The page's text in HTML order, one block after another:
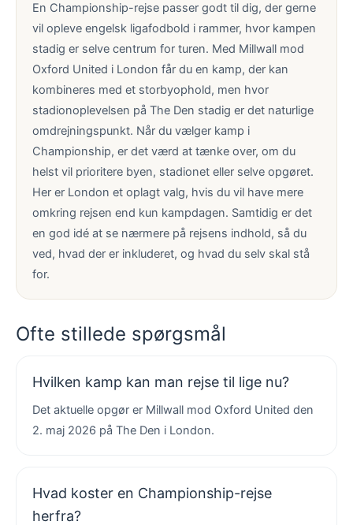
En Championship-rejse passer godt til dig, der gerne
vil opleve engelsk ligafodbold i rammer, hvor kampen
stadig er selve centrum for turen. Med Millwall mod
Oxford United i London får du en kamp, der kan
kombineres med et storbyophold, men hvor
stadionoplevelsen på The Den stadig er det naturlige
omdrejningspunkt. Når du vælger kamp i
Championship, er det værd at tænke over, om du
helst vil prioritere byen, stadionet eller selve opgøret.
Her er London et oplagt valg, hvis du vil have mere
omkring rejsen end kun kampdagen. Samtidig er det
en god idé at se nærmere på rejsens indhold, så du
ved, hvad der er inkluderet, og hvad du selv skal stå
for.
Ofte stillede spørgsmål
Hvilken kamp kan man rejse til lige nu?
Det aktuelle opgør er Millwall mod Oxford United den
2. maj 2026 på The Den i London.
Hvad koster en Championship-rejse
herfra?